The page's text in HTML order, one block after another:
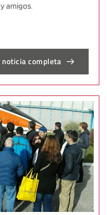
amigos.
noticia completa